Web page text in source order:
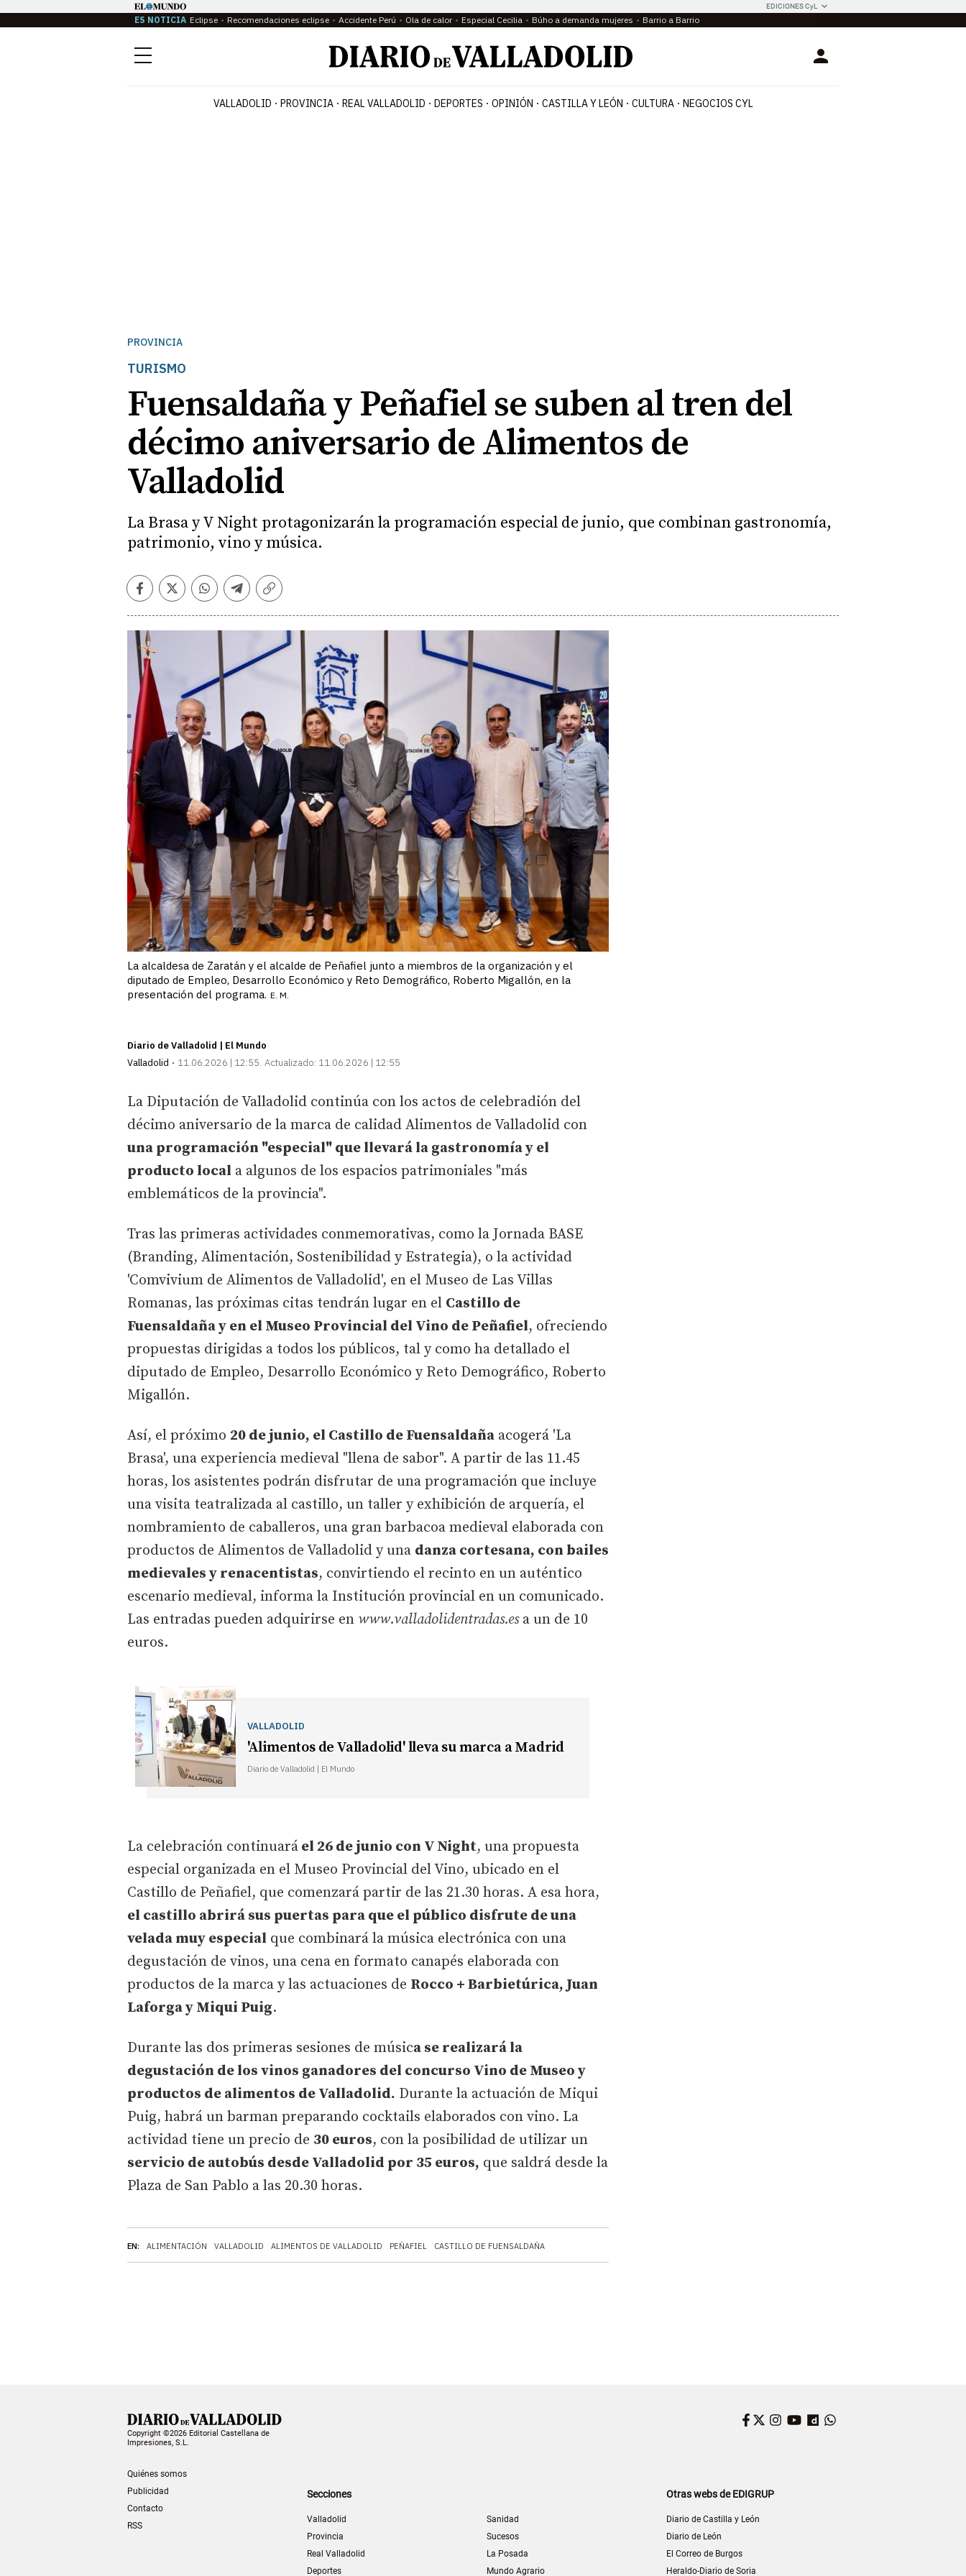
EDICIONES CyL
ES NOTICIA Eclipse Recomendaciones eclipse Accidente Perú Ola de calor Especial Cecilia Búho a demanda mujeres Barrio a Barrio
Menú Login
VALLADOLID PROVINCIA REAL VALLADOLID DEPORTES OPINIÓN CASTILLA Y LEÓN CULTURA NEGOCIOS CYL
PROVINCIA
TURISMO
Fuensaldaña y Peñafiel se suben al tren del
décimo aniversario de Alimentos de
Valladolid
La Brasa y V Night protagonizarán la programación especial de junio, que combinan gastronomía,
patrimonio, vino y música.
Facebook
TwitterWhatsapp
Telegram
Copiar
La alcaldesa de Zaratán y el alcalde de Peñafiel junto a miembros de la organización y el
diputado de Empleo, Desarrollo Económico y Reto Demográfico, Roberto Migallón, en la
presentación del programa. E. M.
Diario de Valladolid | El Mundo
Valladolid
11.06.2026 | 12:55 Actualizado: 11.06.2026 | 12:55
EN: ALIMENTACIÓN VALLADOLID ALIMENTOS DE VALLADOLID PEÑAFIEL CASTILLO DE FUENSALDAÑA
La Diputación de Valladolid continúa con los actos de celebradión del
décimo aniversario de la marca de calidad Alimentos de Valladolid con
una programación "especial" que llevará la gastronomía y el
producto local a algunos de los espacios patrimoniales "más
emblemáticos de la provincia".
Tras las primeras actividades conmemorativas, como la Jornada BASE
(Branding, Alimentación, Sostenibilidad y Estrategia), o la actividad
'Comvivium de Alimentos de Valladolid', en el Museo de Las Villas
Romanas, las próximas citas tendrán lugar en el Castillo de
Fuensaldaña y en el Museo Provincial del Vino de Peñafiel, ofreciendo
propuestas dirigidas a todos los públicos, tal y como ha detallado el
diputado de Empleo, Desarrollo Económico y Reto Demográfico, Roberto
Migallón.
Así, el próximo 20 de junio, el Castillo de Fuensaldaña acogerá 'La
Brasa', una experiencia medieval "llena de sabor". A partir de las 11.45
horas, los asistentes podrán disfrutar de una programación que incluye
una visita teatralizada al castillo, un taller y exhibición de arquería, el
nombramiento de caballeros, una gran barbacoa medieval elaborada con
productos de Alimentos de Valladolid y una danza cortesana, con bailes
medievales y renacentistas, convirtiendo el recinto en un auténtico
escenario medieval, informa la Institución provincial en un comunicado.
Las entradas pueden adquirirse en www.valladolidentradas.esa un de 10
euros.
VALLADOLID
'Alimentos de Valladolid' lleva su marca a Madrid
Diario de Valladolid | El Mundo
La celebración continuará el 26 de junio con V Night, una propuesta
especial organizada en el Museo Provincial del Vino, ubicado en el
Castillo de Peñafiel, que comenzará partir de las 21.30 horas. A esa hora,
el castillo abrirá sus puertas para que el público disfrute de una
velada muy especial que combinará la música electrónica con una
degustación de vinos, una cena en formato canapés elaborada con
productos de la marca y las actuaciones de Rocco + Barbietúrica, Juan
Laforga y Miqui Puig.
Durante las dos primeras sesiones de música se realizará la
degustación de los vinos ganadores del concurso Vino de Museo y
productos de alimentos de Valladolid. Durante la actuación de Miqui
Puig, habrá un barman preparando cocktails elaborados con vino. La
actividad tiene un precio de 30 euros, con la posibilidad de utilizar un
servicio de autobús desde Valladolid por 35 euros, que saldrá desde la
Plaza de San Pablo a las 20.30 horas.
Copyright ©2026 Editorial Castellana de
Impresiones, S.L.
Quiénes somos
Publicidad
Contacto
RSS
Facebook
Twitter
Instagram
YouTube
Dailymotion
Secciones
Valladolid
Provincia
Real Valladolid
Deportes
Sanidad
Sucesos
La Posada
Mundo Agrario
Otras webs de EDIGRUP
Diario de Castilla y León
Diario de León
El Correo de Burgos
Heraldo-Diario de Soria